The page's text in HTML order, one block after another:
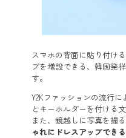
スマホの背面に貼り付け
プを増設できる、韓国発
す。
Y2Kファッションの流行
とキーホルダーを付ける
また、鏡越しに写真を撮る
ゃれにドレスアップでき